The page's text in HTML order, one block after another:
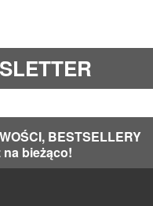
BESTSELLERY
na bieżąco!